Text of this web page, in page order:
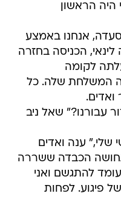
היה הראשון
אנחנו באמצע
לינאי, הכניסה בחזרה
לקומה
המשלחת שלה. כל
עבורנו?" שאל ניב
שלי," ענה ואדים
הכבדה ששררה
להתגשם ואני
פיגוע. לפחות